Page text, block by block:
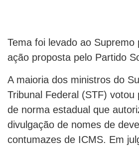
Tema foi levado ao Supremo
ação proposta pelo Partido
A maioria dos ministros do
Tribunal Federal (STF) votou
de norma estadual que
divulgação de nomes de
contumazes de ICMS. Em